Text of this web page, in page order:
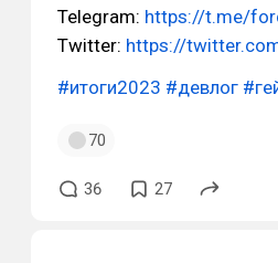
Telegram: https://t.me/
Twitter: https://
#итоги2023 #девлог
70
36 27